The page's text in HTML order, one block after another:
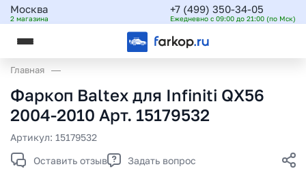
Москва
2 магазина
+7 (499) 350-34-05
Ежедневно с 09:00 до 21:00 (по Мск)
Главная
Фаркоп Baltex для Infiniti QX56
2004-2010 Арт. 15179532
Артикул: 15179532
Оставить отзыв
Задать вопрос